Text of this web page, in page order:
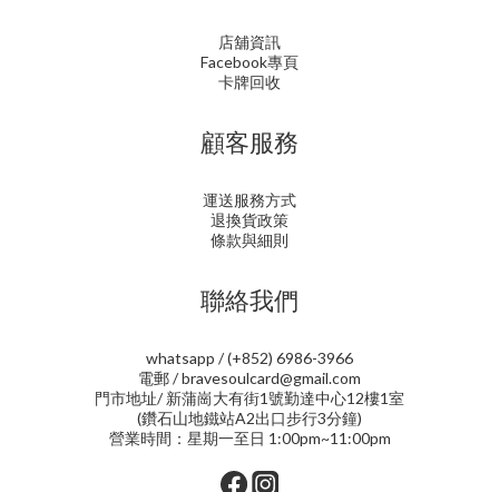
店舖資訊
Facebook專頁
卡牌回收
顧客服務
運送服務方式
退換貨政策
條款與細則
聯絡我們
whatsapp / (+852) 6986-3966
電郵 / bravesoulcard@gmail.com
門市地址/ 新蒲崗大有街1號勤達中心12樓1室
(鑽石山地鐵站A2出口步行3分鐘)
營業時間：星期一至日 1:00pm~11:00pm